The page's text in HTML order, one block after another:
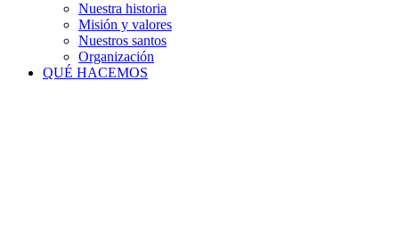
Nuestra historia
Misión y valores
Nuestros santos
Organización
QUÉ HACEMOS